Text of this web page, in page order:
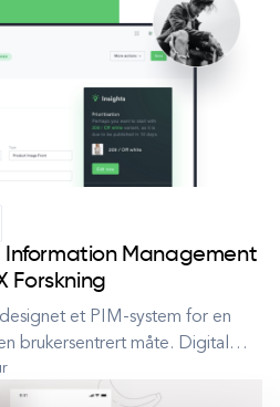
Det er essensielt for
Information Management
Forskning
et PIM-system for en
brukersentrert måte. Digital
begynne? Ingen revolusjon
ikke en digital. En av våre